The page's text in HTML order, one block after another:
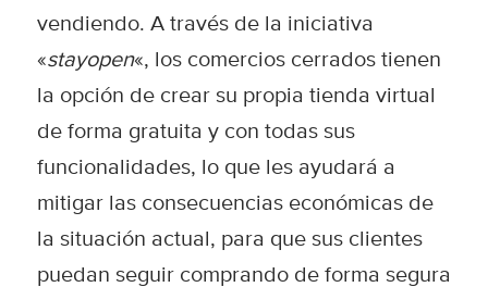
vendiendo. A través de la iniciativa
«stayopen«, los comercios cerrados tienen
la opción de crear su propia tienda virtual
de forma gratuita y con todas sus
funcionalidades, lo que les ayudará a
mitigar las consecuencias económicas de
la situación actual, para que sus clientes
puedan seguir comprando de forma segura